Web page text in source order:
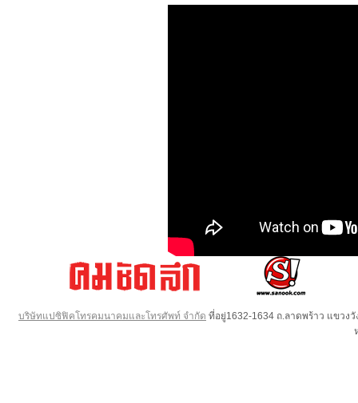
บริษัทแปซิฟิคโทรคมนาคมและโทรศัพท์ จำกัด ที่อยู่1632-1634 ถ.ลาดพร้าว แขวง